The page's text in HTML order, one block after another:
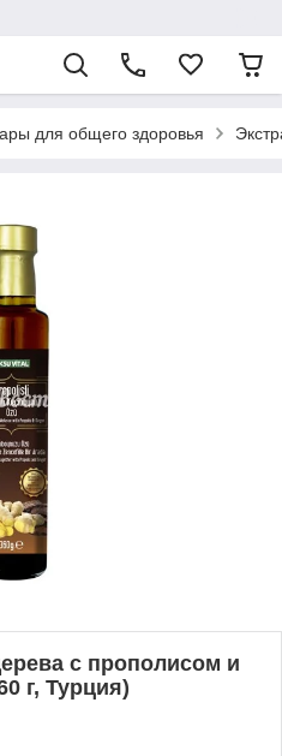
для общего здоровья
с прополисом и
г, Турция)